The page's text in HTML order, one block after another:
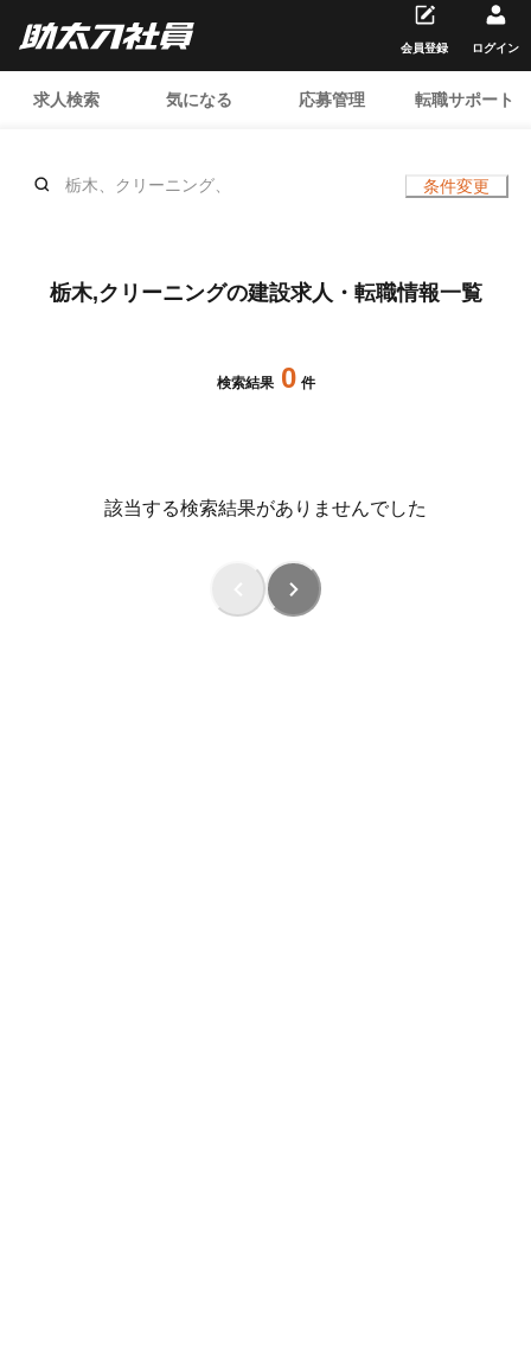
求人検索 気になる 応募管理 転職サポート
会員登録 ログイン
栃木、クリーニング、 条件変更
栃木,クリーニングの建設求人・転職情報一覧
検索結果 0 件
該当する検索結果がありませんでした